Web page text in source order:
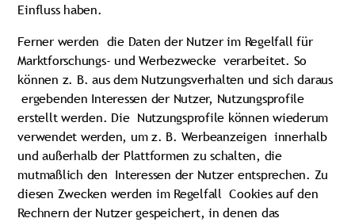
Einfluss haben.
Ferner werden die Daten der Nutzer im Regelfall für
Marktforschungs- und Werbezwecke verarbeitet. So
können z. B. aus dem Nutzungsverhalten und sich daraus
ergebenden Interessen der Nutzer, Nutzungsprofile
erstellt werden. Die Nutzungsprofile können wiederum
verwendet werden, um z. B. Werbeanzeigen innerhalb
und außerhalb der Plattformen zu schalten, die
mutmaßlich den Interessen der Nutzer entsprechen. Zu
diesen Zwecken werden im Regelfall Cookies auf den
Rechnern der Nutzer gespeichert, in denen das